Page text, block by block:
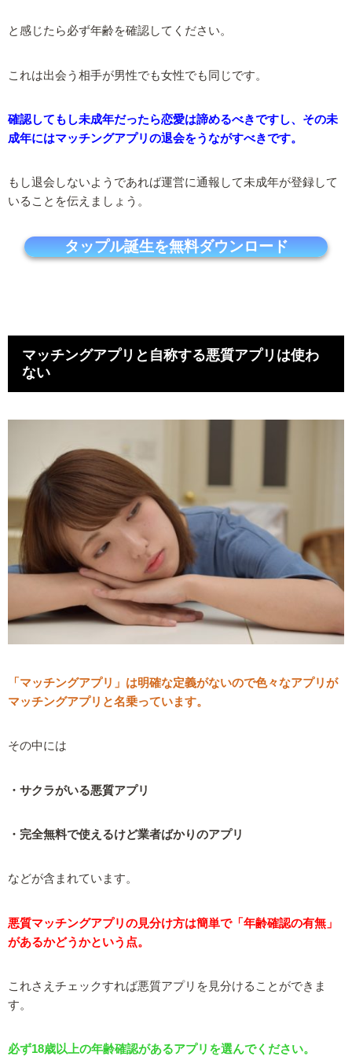
と感じたら必ず年齢を確認してください。
これは出会う相手が男性でも女性でも同じです。
確認してもし未成年だったら恋愛は諦めるべきですし、その未
成年にはマッチングアプリの退会をうながすべきです。
もし退会しないようであれば運営に通報して未成年が登録して
いることを伝えましょう。
タップル誕生を無料ダウンロード
マッチングアプリと自称する悪質アプリは使わ
ない
「マッチングアプリ」は明確な定義がないので色々なアプリが
マッチングアプリと名乗っています。
その中には
・サクラがいる悪質アプリ
・完全無料で使えるけど業者ばかりのアプリ
などが含まれています。
悪質マッチングアプリの見分け方は簡単で「年齢確認の有無」
があるかどうかという点。
これさえチェックすれば悪質アプリを見分けることができま
す。
必ず18歳以上の年齢確認があるアプリを選んでください。